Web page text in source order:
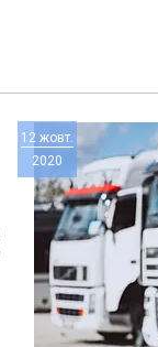
12 жовт.
2020